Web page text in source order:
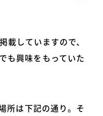
載していますので、
も興味をもっていた
所は下記の通り。そ